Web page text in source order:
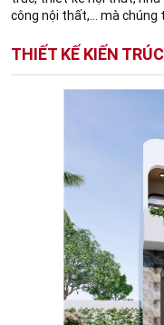
công nội thất,... mà chúng
THIẾT KẾ KIẾN TRÚC